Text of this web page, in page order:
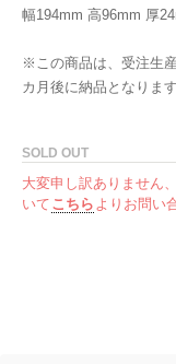
幅194mm 高96mm 厚
※この商品は、受注生
カ月後に納品となりま
SOLD OUT
大変申し訳ありません
いて こちら よりお問い